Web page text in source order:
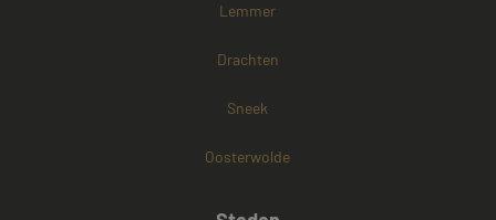
Lemmer
Drachten
Sneek
Oosterwolde